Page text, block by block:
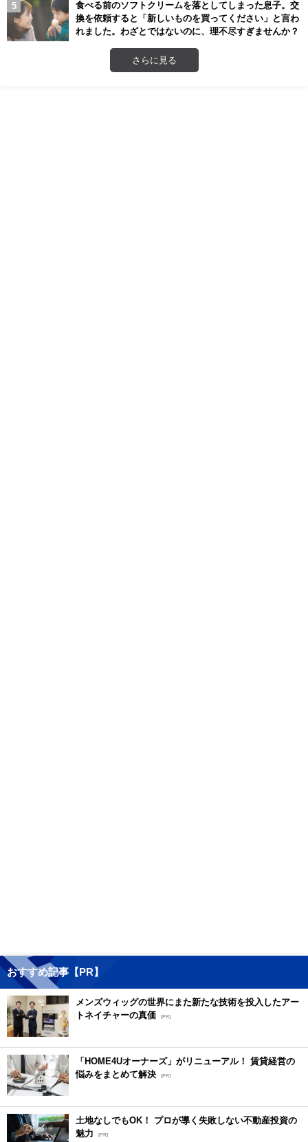
食べる前のソフトクリームを落としてしまった息子。交
換を依頼すると「新しいものを買ってください」と言わ
れました。わざとではないのに、理不尽すぎませんか？
さらに見る
おすすめ記事【PR】
メンズウィッグの世界にまた新たな技術を投入したアー
トネイチャーの真価 [PR]
「HOME4Uオーナーズ」がリニューアル！ 賃貸経営の
悩みをまとめて解決 [PR]
土地なしでもOK！ プロが導く失敗しない不動産投資の
魅力
[PR]